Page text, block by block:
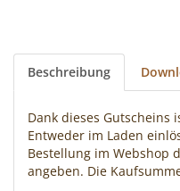
Beschreibung
Dank dieses Gutscheins
Entweder im Laden
Bestellung im Webshop
angeben. Die